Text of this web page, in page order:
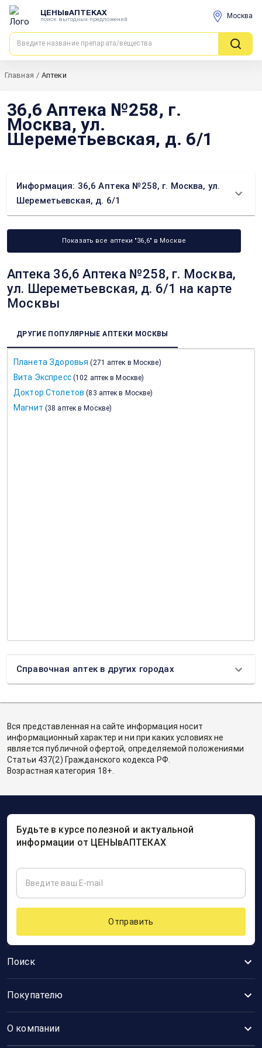
ЦЕНЫвАПТЕКАХ
поиск выгодных предложений Москва
Главная / Аптеки
36,6 Аптека №258, г.
Москва, ул.
Шереметьевская, д. 6/1
Информация: 36,6 Аптека №258, г. Москва, ул.
Шереметьевская, д. 6/1
Показать все аптеки "36,6" в Москве
Аптека 36,6 Аптека №258, г. Москва,
ул. Шереметьевская, д. 6/1 на карте
Москвы
ДРУГИЕ ПОПУЛЯРНЫЕ АПТЕКИ МОСКВЫ
Планета Здоровья (271 аптек в Москве)
Вита Экспресс (102 аптек в Москве)
Доктор Столетов (83 аптек в Москве)
Магнит (38 аптек в Москве)
Справочная аптек в других городах
Вся представленная на сайте информация носит
информационный характер и ни при каких условиях не
является публичной офертой, определяемой положениями
Статьи 437(2) Гражданского кодекса РФ.
Возрастная категория 18+.
Поиск
Покупателю
О компании
Будьте в курсе полезной и актуальной
информации от ЦЕНЫвАПТЕКАХ
Отправить